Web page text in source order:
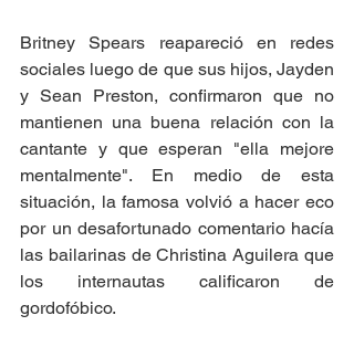
Britney Spears reapareció en redes
sociales luego de que sus hijos, Jayden
y Sean Preston, confirmaron que no
mantienen una buena relación con la
cantante y que esperan "ella mejore
mentalmente". En medio de esta
situación, la famosa volvió a hacer eco
por un desafortunado comentario hacía
las bailarinas de Christina Aguilera que
los internautas calificaron de
gordofóbico.